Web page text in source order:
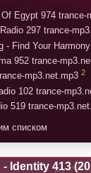
Egypt 974 trance-
297 trance-
- Find Your
952 trance-
mp3.net.mp3 2
102 trance-
519 trance-
списком
Identity 413